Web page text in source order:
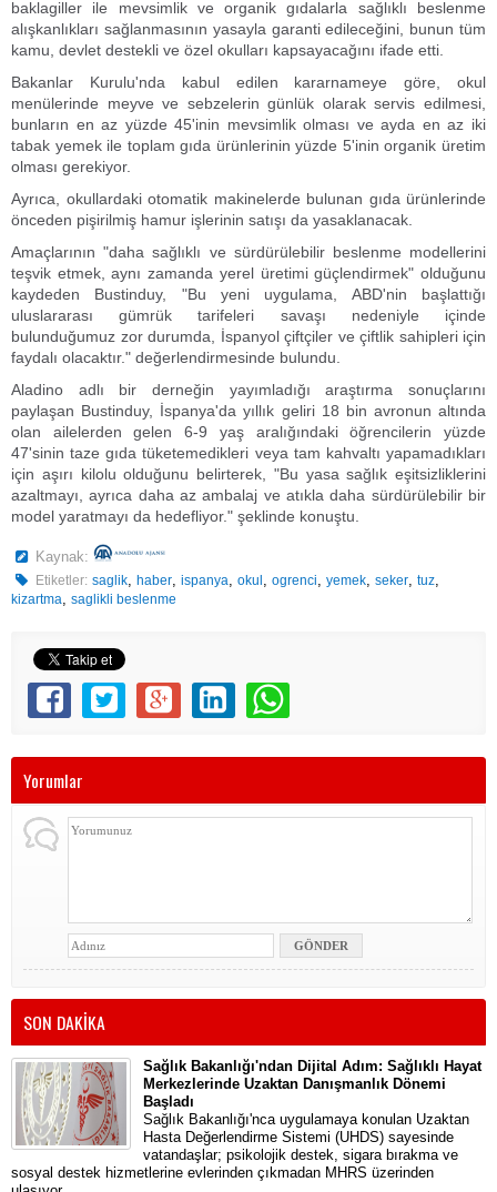
baklagiller ile mevsimlik ve organik gıdalarla sağlıklı beslenme
alışkanlıkları sağlanmasının yasayla garanti edileceğini, bunun tüm
kamu, devlet destekli ve özel okulları kapsayacağını ifade etti.
Bakanlar Kurulu'nda kabul edilen kararnameye göre, okul
menülerinde meyve ve sebzelerin günlük olarak servis edilmesi,
bunların en az yüzde 45'inin mevsimlik olması ve ayda en az iki
tabak yemek ile toplam gıda ürünlerinin yüzde 5'inin organik üretim
olması gerekiyor.
Ayrıca, okullardaki otomatik makinelerde bulunan gıda ürünlerinde
önceden pişirilmiş hamur işlerinin satışı da yasaklanacak.
Amaçlarının "daha sağlıklı ve sürdürülebilir beslenme modellerini
teşvik etmek, aynı zamanda yerel üretimi güçlendirmek" olduğunu
kaydeden Bustinduy, "Bu yeni uygulama, ABD'nin başlattığı
uluslararası gümrük tarifeleri savaşı nedeniyle içinde
bulunduğumuz zor durumda, İspanyol çiftçiler ve çiftlik sahipleri için
faydalı olacaktır." değerlendirmesinde bulundu.
Aladino adlı bir derneğin yayımladığı araştırma sonuçlarını
paylaşan Bustinduy, İspanya'da yıllık geliri 18 bin avronun altında
olan ailelerden gelen 6-9 yaş aralığındaki öğrencilerin yüzde
47'sinin taze gıda tüketemedikleri veya tam kahvaltı yapamadıkları
için aşırı kilolu olduğunu belirterek, "Bu yasa sağlık eşitsizliklerini
azaltmayı, ayrıca daha az ambalaj ve atıkla daha sürdürülebilir bir
model yaratmayı da hedefliyor." şeklinde konuştu.
Kaynak:
Etiketler: saglik,haber,ispanya,okul ,ogrenci,yemek,seker,tuz,
kizartma, saglikli beslenme
Yorumlar
SON DAKİKA
Sağlık Bakanlığı'ndan Dijital Adım: Sağlıklı Hayat
Merkezlerinde Uzaktan Danışmanlık Dönemi
Başladı
Sağlık Bakanlığı'nca uygulamaya konulan Uzaktan
Hasta Değerlendirme Sistemi (UHDS) sayesinde
vatandaşlar; psikolojik destek, sigara bırakma ve
sosyal destek hizmetlerine evlerinden çıkmadan MHRS üzerinden